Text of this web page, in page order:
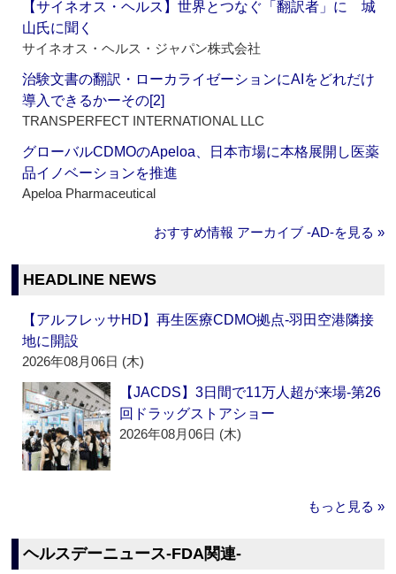
【サイネオス・ヘルス】世界とつなぐ「翻訳者」に 城
山氏に聞く
サイネオス・ヘルス・ジャパン株式会社
治験文書の翻訳・ローカライゼーションにAIをどれだけ
導入できるかーその[2]
TRANSPERFECT INTERNATIONAL LLC
グローバルCDMOのApeloa、日本市場に本格展開し医薬
品イノベーションを推進
Apeloa Pharmaceutical
おすすめ情報 アーカイブ ‐AD‐を見る »
HEADLINE NEWS
【アルフレッサHD】再生医療CDMO拠点‐羽田空港隣接
地に開設
2026年08月06日 (木)
【JACDS】3日間で11万人超が来場‐第26
回ドラッグストアショー
2026年08月06日 (木)
もっと見る »
ヘルスデーニュース‐FDA関連‐